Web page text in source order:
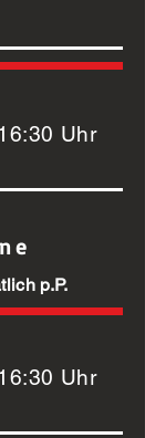
16:30 Uhr
p.P.
16:30 Uhr